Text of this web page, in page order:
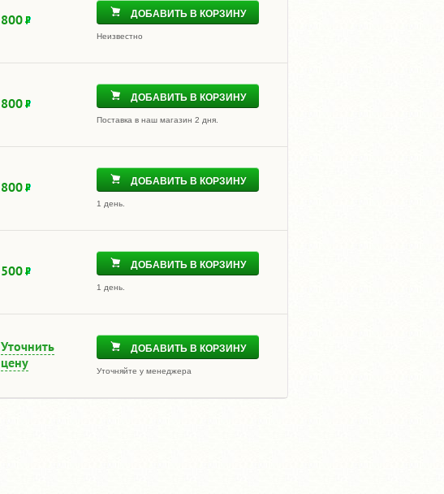
800 ДОБАВИТЬ В КОРЗИНУ
Неизвестно
800 ДОБАВИТЬ В КОРЗИНУ
Поставка в наш магазин 2 дня.
800 ДОБАВИТЬ В КОРЗИНУ
1 день.
500 ДОБАВИТЬ В КОРЗИНУ
1 день.
Уточнить
цену
ДОБАВИТЬ В КОРЗИНУ
Уточняйте у менеджера